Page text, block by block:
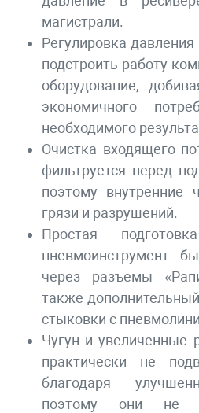
магистрали.
Регулировка
подстроить работу
оборудование,
экономичного
необходимого
Очистка входящего
фильтруется перед
поэтому
грязи и разрушений.
Простая
пневмоинструмент
через разъемы
также
стыковки с
Чугун и
практически не
благодаря
поэтому они не